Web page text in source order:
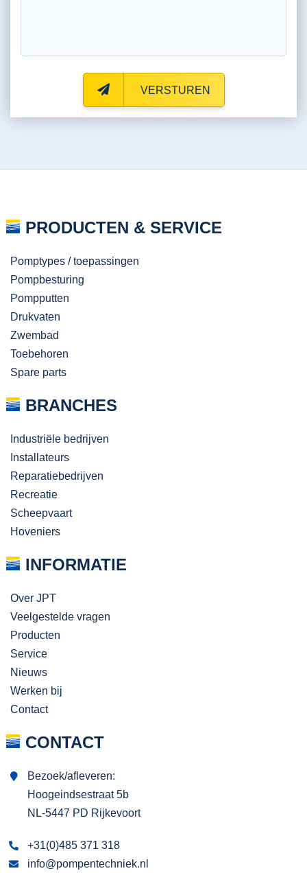
VERSTUREN
PRODUCTEN & SERVICE
Pomptypes / toepassingen
Pompbesturing
Pompputten
Drukvaten
Zwembad
Toebehoren
Spare parts
BRANCHES
Industriële bedrijven
Installateurs
Reparatiebedrijven
Recreatie
Scheepvaart
Hoveniers
INFORMATIE
Over JPT
Veelgestelde vragen
Producten
Service
Nieuws
Werken bij
Contact
CONTACT
Bezoek/afleveren:
Hoogeindsestraat 5b
NL-5447 PD Rijkevoort
+31(0)485 371 318
info@pompentechniek.nl